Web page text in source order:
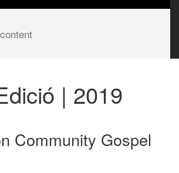
| 2019
Community Gospel